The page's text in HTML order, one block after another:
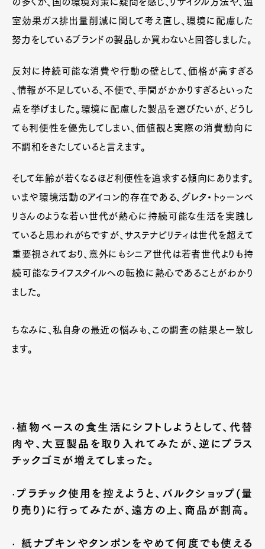
室効果ガス排出量削減に関して考え直し、環境に配慮した
努力をしているブランドの製品しか買わないと回答しました。
反対に持続可能な消費や行動の壁として、価格が高すぎる
、情報が不足している、不便で、手間がかかりすぎるといった
点を挙げました。環境に配慮した製品を選びたいが、どうし
ても利便性を優先してしまい、価値観と実際の消費動向に
不調和をきたしていると言えます。
そして年齢が若くなるほど利便性を追求する傾向にあります。
いまや環境活動のアイコン的存在である、グレタ・トゥーンベ
リさんのような若い世代が熱心に持続可能な生活を実践し
ていると思われがちですが、サステナビリティは世代を超えて
重要視されており、意外にもシニア世代は若者世代よりも持
続可能なライフスタイルへの転換に熱心であることがわかり
ました。
ちなみに、私自身の最近の悩みも、この調査の結果と一致し
ます。
·植物ベースの食生活にシフトしようとして、代替
肉や、大豆製品を取り入れてみたが、逆にプラス
チックゴミが増えてしまった。
·プラチック使用を控えようと、バルクショップ(量
り売り)に行ってみたが、遠方の上、商品が割高。
· 紙ナプキンやタンポンをやめて何度でも使える